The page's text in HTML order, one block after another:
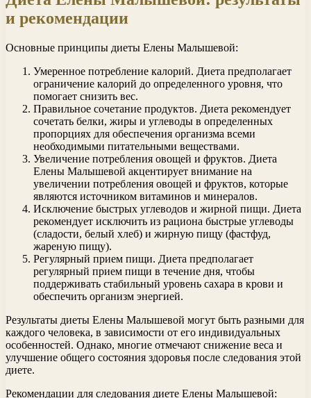
и рекомендации
Основные принципы диеты Елены Малышевой:
Умеренное потребление калорий. Диета предполагает
ограничение калорий до определенного уровня, что
помогает снизить вес.
Правильное сочетание продуктов. Диета рекомендует
сочетать белки, жиры и углеводы в определенных
пропорциях для обеспечения организма всеми
необходимыми питательными веществами.
Увеличение потребления овощей и фруктов. Диета
Елены Малышевой акцентирует внимание на
увеличении потребления овощей и фруктов, которые
являются источником витаминов и минералов.
Исключение быстрых углеводов и жирной пищи. Диета
рекомендует исключить из рациона быстрые углеводы
(сладости, белый хлеб) и жирную пищу (фастфуд,
жареную пищу).
Регулярный прием пищи. Диета предполагает
регулярный прием пищи в течение дня, чтобы
поддерживать стабильный уровень сахара в крови и
обеспечить организм энергией.
Результаты диеты Елены Малышевой могут быть разными для
каждого человека, в зависимости от его индивидуальных
особенностей. Однако, многие отмечают снижение веса и
улучшение общего состояния здоровья после следования этой
диете.
Рекомендации для следования диете Елены Малышевой: